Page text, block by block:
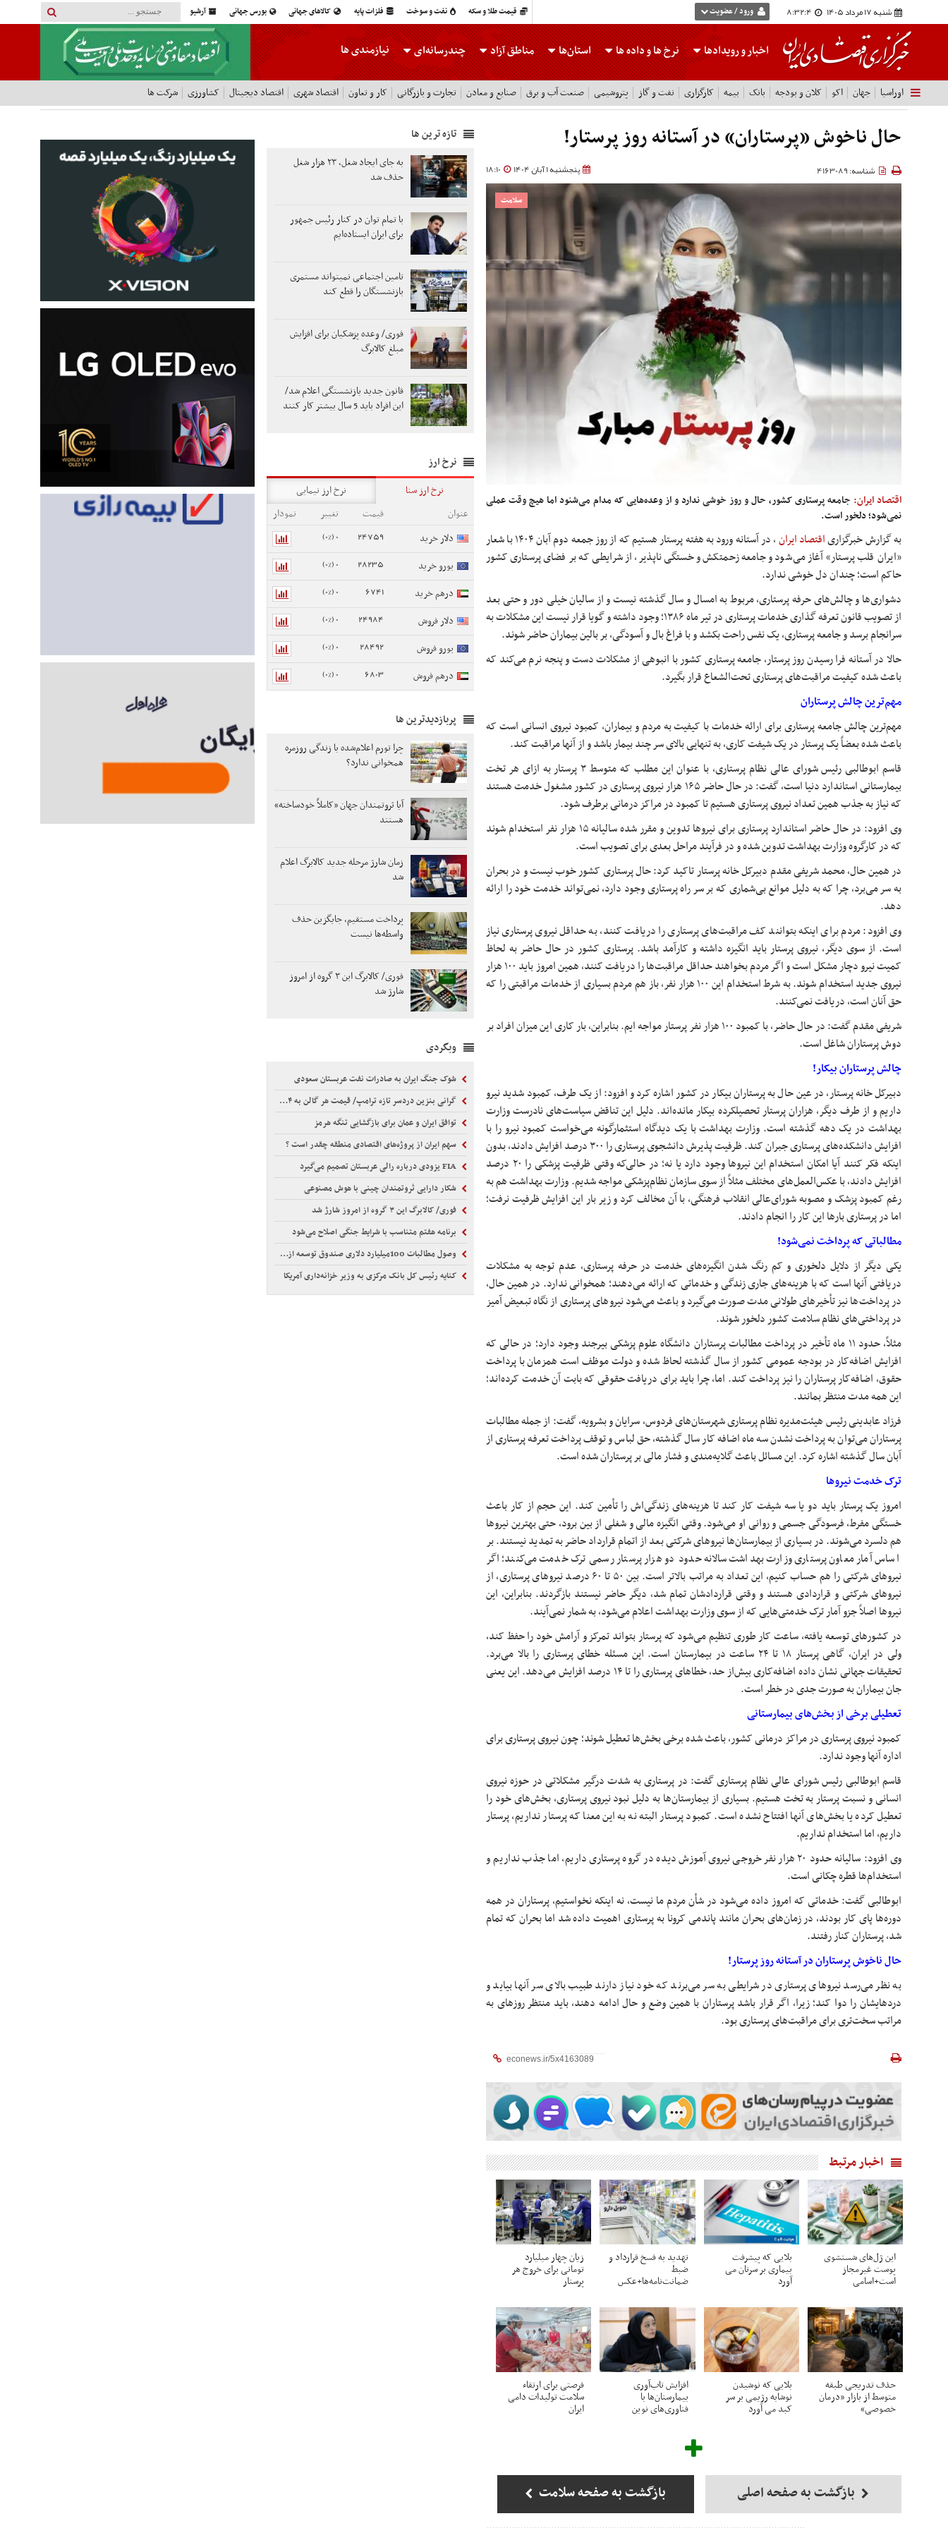
قیمت طلا و سکه نفت و سوخت فلزات پایه کالاهای جهانی بورس جهانی آرشیو شنبه 17 مرداد 1405 8:32:5 ورود / عضویت
اخبار و رویدادها نرخ هاو داده ها استان‌ها مناطق آزاد چندرسانه‌ای نیازمندی ها
اوراسیا جهان اکو کلان و بودجه بانک بیمه کارگزاری نفت و گاز پتروشیمی صنعت آب و برق صنایع و معادن تجارت و بازرگانی کار و تعاون اقتصاد شهری اقتصاد دیجیتال کشاورزی شرکت ها
حال ناخوش «پرستاران» در آستانه روز پرستار!
پنجشنبه 1 آبان 1404 18:10 شناسه: 4163089
سلامت
اقتصاد ایران: جامعه پرستاری کشور، حال و روز خوشی ندارد و از وعده‌هایی که مدام می‌شنود اما هیچ وقت عملی
نمی‌شود؛ دلخور است.
به گزارش خبرگزاریاقتصاد ایران،
در آستانه ورود به هفته پرستار هستیم که از روز جمعه دوم آبان ۱۴۰۴ با شعار
«ایران قلب پرستار» آغاز می‌شود و جامعه زحمتکش و خستگی ناپذیر، از شرایطی که بر فضای پرستاری کشور
حاکم است؛ چندان دل خوشی ندارد.
دشواری‌ها و چالش‌های حرفه پرستاری، مربوط به امسال و سال گذشته نیست و از سالیان خیلی دور و حتی بعد
از تصویب قانون تعرفه گذاری خدمات پرستاری در تیر ماه ۱۳۸۶؛ وجود داشته و گویا قرار نیست این مشکلات به
سرانجام برسد و جامعه پرستاری، یک نفس راحت بکشد و با فراغ بال و آسودگی، بر بالین بیماران حاضر شوند.
حالا در آستانه فرا رسیدن روز پرستار، جامعه پرستاری کشور با انبوهی از مشکلات دست و پنجه نرم می‌کند که
باعث شده کیفیت مراقبت‌های پرستاری تحت‌الشعاع قرار بگیرد.
مهم‌ترین چالش پرستاران
مهم‌ترین چالش جامعه پرستاری برای ارائه خدمات با کیفیت به مردم و بیماران، کمبود نیروی انسانی است که
باعث شده بعضاً یک پرستار در یک شیفت کاری، به تنهایی بالای سر چند بیمار باشد و از آنها مراقبت کند.
قاسم ابوطالبی رئیس شورای عالی نظام پرستاری، با عنوان این مطلب که متوسط ۳ پرستار به ازای هر تخت
بیمارستانی استاندارد دنیا است، گفت: در حال حاضر ۱۶۵ هزار نیروی پرستاری در کشور مشغول خدمت هستند
که نیاز به جذب همین تعداد نیروی پرستاری هستیم تا کمبود در مراکز درمانی برطرف شود.
وی افزود: در حال حاضر استاندارد پرستاری برای نیروها تدوین و مقرر شده سالیانه ۱۵ هزار نفر استخدام شوند
که در کارگروه وزارت بهداشت تدوین شده و در فرآیند مراحل بعدی برای تصویب است.
در همین حال، محمد شریفی مقدم دبیرکل خانه پرستار تاکید کرد: حال پرستاری کشور خوب نیست و در بحران
به سر می‌برد، چرا که به دلیل موانع بی‌شماری که بر سر راه پرستاری وجود دارد، نمی‌تواند خدمت خود را ارائه
دهد.
وی افزود: مردم برای اینکه بتوانند کف مراقبت‌های پرستاری را دریافت کنند، به حداقل نیروی پرستاری نیاز
است. از سوی دیگر، نیروی پرستار باید انگیزه داشته و کارآمد باشد. پرستاری کشور در حال حاضر به لحاظ
کمیت نیرو دچار مشکل است و اگر مردم بخواهند حداقل مراقبت‌ها را دریافت کنند، همین امروز باید ۱۰۰ هزار
نیروی جدید استخدام شوند. به شرط استخدام این ۱۰۰ هزار نفر، باز هم مردم بسیاری از خدمات مراقبتی را که
حق آنان است، دریافت نمی‌کنند.
شریفی مقدم گفت: در حال حاضر، با کمبود ۱۰۰ هزار نفر پرستار مواجه
ایم. بنابراین، بار کاری این میزان افراد بر
دوش پرستاران شاغل است.
چالش پرستاران بیکار!
دبیرکل خانه پرستار، در عین حال به پرستاران بیکار در کشور اشاره کرد و افزود: از یک طرف، کمبود شدید نیرو
داریم و از طرف دیگر، هزاران پرستار تحصیلکرده بیکار مانده‌اند. دلیل این تناقض سیاست‌های نادرست وزارت
بهداشت در یک دهه گذشته است. وزارت بهداشت با یک دیدگاه استثمارگونه می‌خواست کمبود نیرو را با
افزایش دانشکده‌های پرستاری جبران کند. ظرفیت پذیرش دانشجوی پرستاری را ۳۰۰ درصد افزایش دادند، بدون
اینکه فکر کنند آیا امکان استخدام این نیروها وجود دارد یا نه؛ در حالی‌که وقتی ظرفیت پزشکی را ۲۰ درصد
افزایش دادند، با عکس‌العمل‌های مختلف مثلاً از سوی سازمان نظام‌پزشکی مواجه شدیم. وزارت بهداشت هم به
رغم کمبود پزشک و مصوبه شورای‌عالی انقلاب فرهنگی، با آن مخالف کرد و زیر بار این افزایش ظرفیت نرفت؛
اما در پرستاری بارها این کار را انجام دادند.
مطالباتی که پرداخت نمی‌شود!
یکی دیگر از دلایل دلخوری و کم رنگ شدن انگیزه‌های خدمت در حرفه پرستاری، عدم توجه به مشکلات
دریافتی آنها است که با هزینه‌های جاری زندگی و خدماتی که ارائه می‌دهند؛ همخوانی ندارد. در همین حال،
در پرداخت‌ها نیز تأخیرهای طولانی مدت صورت می‌گیرد و باعث می‌شود نیروهای پرستاری از نگاه تبعیض آمیز
در پرداختی‌های نظام سلامت کشور دلخور شوند.
مثلاً، حدود ۱۱ ماه تأخیر در پرداخت مطالبات پرستاران دانشگاه علوم پزشکی بیرجند وجود دارد؛ در حالی که
افزایش اضافه‌کار در بودجه عمومی کشور از سال گذشته لحاظ شده و دولت موظف است همزمان با پرداخت
حقوق، اضافه‌کار پرستاران را نیز پرداخت کند. اما، چرا باید برای دریافت حقوقی که بابت آن خدمت کرده‌اند؛
این همه مدت منتظر بمانند.
فرزاد عابدینی رئیس هیئت‌مدیره نظام پرستاری شهرستان‌های فردوس، سرایان وبشرویه، گفت: از جمله مطالبات
پرستاران می‌توان به پرداخت نشدن سه ماه اضافه کار سال گذشته، حق لباس و توقف پرداخت تعرفه پرستاری از
آبان سال گذشته اشاره کرد. این مسائل باعث گلایه‌مندی و فشار مالی بر پرستاران شده است.
ترک خدمت نیروها
امروز یک پرستار باید دو یا سه شیفت کار کند تا هزینه‌های زندگی‌اش را تأمین کند. این حجم از کار باعث
خستگی مفرط، فرسودگی جسمی و روانی او می‌شود. وقتی انگیزه مالی و شغلی از بین برود، حتی بهترین نیروها
هم دلسرد می‌شوند. در بسیاری از بیمارستان‌ها نیروهای شرکتی بعد از اتمام قرارداد حاضر به تمدید نیستند. بر
اساس آمار معاون پرستاری وزارت بهداشت سالانه حدود دو هزار پرستار رسمی ترک خدمت می‌کنند؛ اگر
نیروهای شرکتی را هم حساب کنیم، این تعداد به مراتب بالاتر است. بین ۵۰ تا ۶۰ درصد نیروهای پرستاری، از
نیروهای شرکتی و قراردادی هستند و وقتی قراردادشان تمام شد، دیگر حاضر نیستند بازگردند. بنابراین، این
نیروها اصلاً جزو آمار ترک خدمتی‌هایی که از سوی وزارت بهداشت اعلام می‌شود، به شمار نمی‌آیند.
در کشورهای توسعه یافته، ساعت کار طوری تنظیم می‌شود که پرستار بتواند تمرکز و آرامش خود را حفظ کند،
ولی در ایران، گاهی پرستار ۱۸ تا ۲۴ ساعت در بیمارستان است. این مسئله خطای پرستاری را بالا می‌برد.
تحقیقات جهانی نشان داده اضافه‌کاری بیش‌از حد، خطاهای پرستاری را تا ۱۴ درصد افزایش می‌دهد. این یعنی
جان بیماران به صورت جدی در خطر است.
تعطیلی برخی از بخش‌های بیمارستانی
کمبود نیروی پرستاری در مراکز درمانی کشور، باعث شده برخی بخش‌ها تعطیل شوند؛ چون نیروی پرستاری برای
اداره آنها وجود ندارد.
قاسم ابوطالبی رئیس شورای عالی نظام پرستاری گفت: در پرستاری به شدت درگیر مشکلاتی در حوزه نیروی
انسانی و نسبت پرستار به تخت هستیم. بسیاری از بیمارستان‌ها به دلیل نبود نیروی پرستاری، بخش‌های خود را
تعطیل کرده یا بخش‌های آنها افتتاح نشده است. کمبود پرستار البته نه به این معنا که پرستار نداریم، پرستار
داریم، اما استخدام نداریم.
وی افزود: سالیانه حدود ۲۰ هزار نفر خروجی نیروی آموزش دیده در گروه پرستاری داریم، اما جذب نداریم و
استخدام‌ها قطره چکانی است.
ابوطالبی گفت: خدماتی که امروز داده می‌شود در شأن مردم ما نیست، نه اینکه نخواستیم، پرستاران در همه
دوره‌ها پای کار بودند، در زمان‌های بحران مانندپاندمیکرونا به پرستاری اهمیت داده شد اما بحران که تمام
شد، پرستاران کنار رفتند.
حال ناخوش پرستاران در آستانه روز پرستار!
به نظر می‌رسد نیروهای پرستاری در شرایطی به سر می‌برند که خود نیاز دارند طبیب بالای سر آنها بیاید و
دردهایشان را دوا کند؛ زیرا، اگر قرار باشد پرستاران با همین وضع و حال ادامه دهند، باید منتظر روزهای به
مراتب سخت‌تری برای مراقبت‌های پرستاری بود.
اخبار مرتبط
این ژل‌های شستشوی
پوست غیرمجاز
است+اسامی
بلایی که پیشرفت
بیماری بر سرتان می
آورد
تهدید به فسخ قرارداد و
ضبط
ضمانت‌نامه‌ها+عکس
زیان چهار میلیارد
تومانی برای خروج هر
پرستار
حذف تدریجی طبقه
متوسط از بازار «درمان
خصوصی»
بلایی که نوشیدن
نوشابه رژیمی بر سر
کبد می آورد
افزایش تاب‌آوری
بیمارستان‌ها با
فناوری‌های نوین
فرصتی برای ارتقاء
سلامت تولیدات دامی
ایران
بازگشت به صفحه اصلی بازگشت به صفحه سلامت
تازه ترین ها
به جای ایجاد شغل، ۲۳ هزار شغل
حذف شد
با تمام توان در کنار رئیس جمهور
برای ایران ایستاده‌ایم
تامین اجتماعی نمیتواند مستمری
بازنشستگان را قطع کند
فوری/ وعده پزشکیان برای افزایش
مبلغ کالابرگ
قانون جدید بازنشستگی اعلام شد/
این افراد باید 5 سال بیشتر کار کنند
نرخ ارز
نرخ ارز سنا
نرخ ارز نیمایی
عنوان
قیمت تغییر
نمودار
دلار خرید
24759
0 (0%)
یورو خرید 28235
0 (0%)
درهم خرید 6741
0 (0%)
دلار فروش 24984
0 (0%)
یورو فروش 28492
0 (0%)
درهم فروش 6803
0 (0%)
پربازدیدترین ها
چرا تورم اعلام‌شده با زندگی روزمره
همخوانی ندارد؟
آیا ثروتمندان جهان «کاملاً خودساخته»
هستند
زمان شارژ مرحله جدید کالابرگ اعلام
شد
پرداخت مستقیم، جایگزین حذف
واسطه‌ها نیست
فوری/ کالابرگ این ۳ گروه از امروز
شارژ شد
وبگردی
شوک جنگ ایران به صادرات نفت عربستان سعودی
گرانی بنزین دردسر تازه ترامپ/ قیمت هر گالن به ۴ دلار رسید
توافق ایران و عمان برای بازگشایی تنگه هرمز
سهم ایران از پروژه‌های اقتصادی منطقه چقدر است ؟
شکار دارایی ثروتمندان چینی با هوش مصنوعی
فوری/ کالابرگ این ۳ گروه از امروز شارژ شد
برنامه هفتم متناسب با شرایط جنگی اصلاح می‌شود
وصول مطالبات 100میلیارد دلاری صندوق توسعه ازدولت
کنایه رئیس کل بانک مرکزی به وزیر خزانه‌داری آمریکا